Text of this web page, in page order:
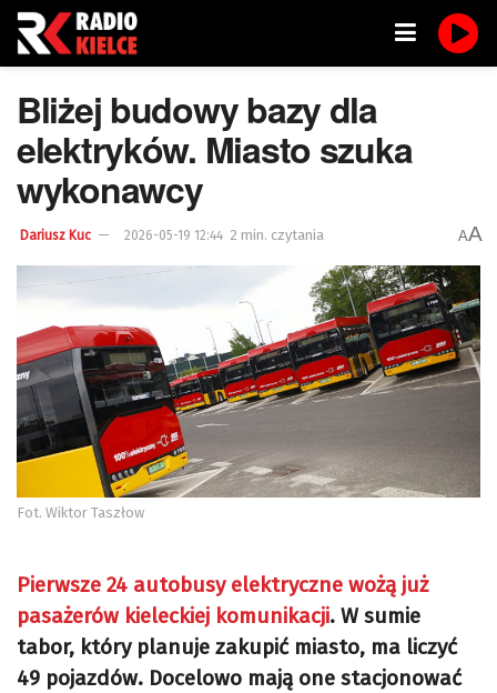
Bliżej budowy bazy dla
elektryków. Miasto szuka
wykonawcy
Dariusz Kuc 2026-05-19 12:44 2 min. czytania AA
Fot. Wiktor Taszłow
Pierwsze 24 autobusy elektryczne wożą już
pasażerów kieleckiej komunikacji. W sumie
tabor, który planuje zakupić miasto, ma liczyć
49 pojazdów. Docelowo mają one stacjonować